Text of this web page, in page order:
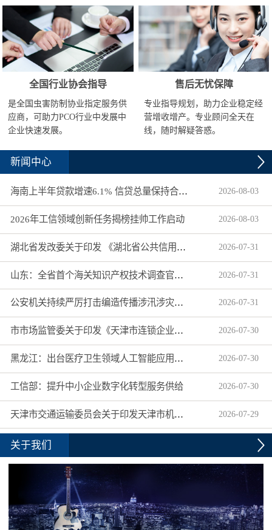
全国行业协会指导
是全国虫害防制协业指定服务供
应商，可助力PCO行业中发展中
企业快速发展。
售后无忧保障
专业指导规划，助力企业稳定经
营增收增产。专业顾问全天在
线，随时解疑答惑。
新闻中心
海南上半年贷款增速6.1% 信贷总量保持合理平稳增长 2026-08-03
2026年工信领域创新任务揭榜挂帅工作启动 2026-08-03
湖北省发改委关于印发 《湖北省公共信用信息目录（2026年版）》的通知 2026-07-31
山东：全省首个海关知识产权技术调查官制度落地济南自贸片区 2026-07-31
公安机关持续严厉打击编造传播涉汛涉灾网络谣言 2026-07-31
市市场监管委关于印发《天津市连锁企业食品经营许可“先证后核”信用承诺审批实施办法》的通知 2026-07-30
黑龙江：出台医疗卫生领域人工智能应用工作实施方案 2026-07-30
工信部：提升中小企业数字化转型服务供给 2026-07-30
天津市交通运输委员会关于印发天津市机动车驾驶员培训机构及教练员综合信用评价管理办法的通知 2026-07-29
关于我们